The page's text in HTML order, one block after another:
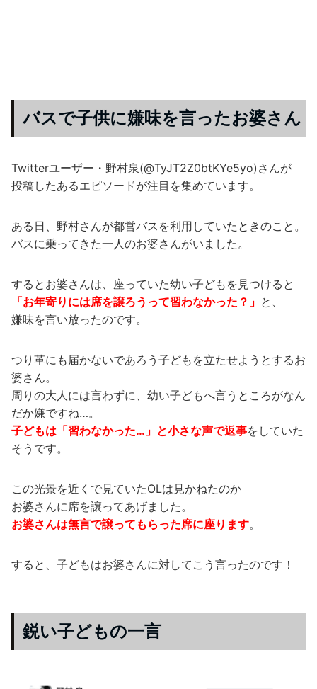
バスで子供に嫌味を言ったお婆さん
Twitterユーザー・野村泉(@TyJT2Z0btKYe5yo)さんが
投稿したあるエピソードが注目を集めています。
ある日、野村さんが都営バスを利用していたときのこと。
バスに乗ってきた一人のお婆さんがいました。
するとお婆さんは、座っていた幼い子どもを見つけると
「お年寄りには席を譲ろうって習わなかった？」 と、
嫌味を言い放ったのです。
つり革にも届かないであろう子どもを立たせようとするお
婆さん。
周りの大人には言わずに、幼い子どもへ言うところがなん
だか嫌ですね…。
子どもは「習わなかった…」と小さな声で返事をしていた
そうです。
この光景を近くで見ていたOLは見かねたのか
お婆さんに席を譲ってあげました。
お婆さんは無言で譲ってもらった席に座ります。
すると、子どもはお婆さんに対してこう言ったのです！
鋭い子どもの一言